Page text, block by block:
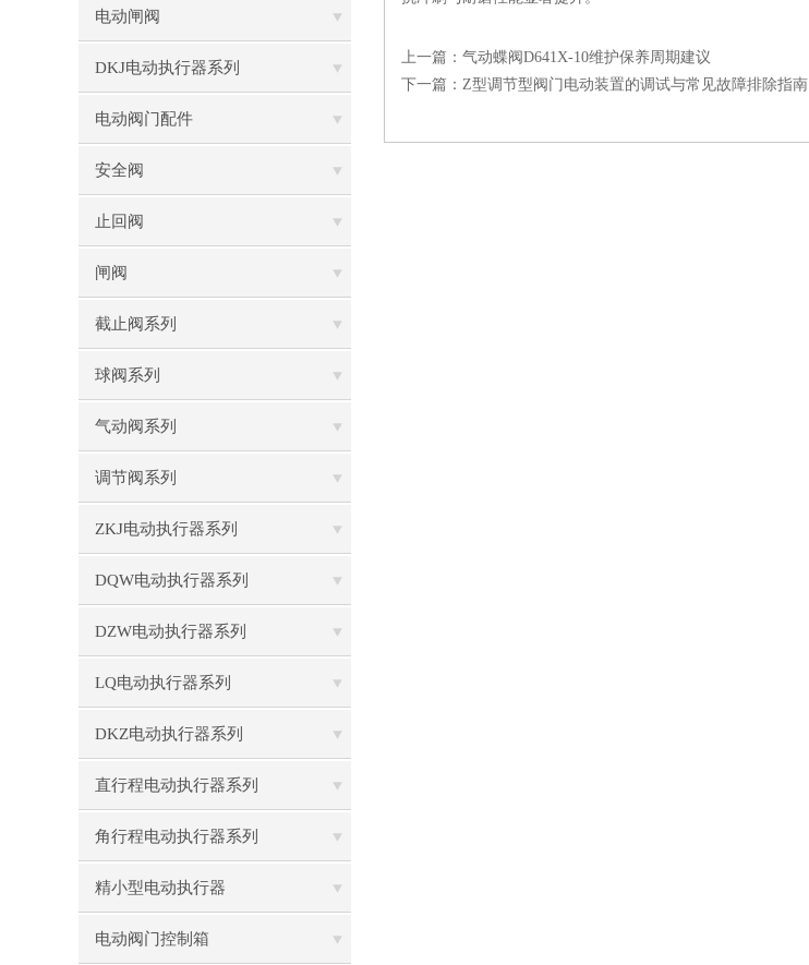
电动闸阀
DKJ电动执行器系列
电动阀门配件
安全阀
止回阀
闸阀
截止阀系列
球阀系列
气动阀系列
调节阀系列
ZKJ电动执行器系列
DQW电动执行器系列
DZW电动执行器系列
LQ电动执行器系列
DKZ电动执行器系列
直行程电动执行器系列
角行程电动执行器系列
精小型电动执行器
电动阀门控制箱
上一篇： 气动蝶阀D641X-10维护保养周期建议
下一篇： Z型调节型阀门电动装置的调试与常见故障排除指南